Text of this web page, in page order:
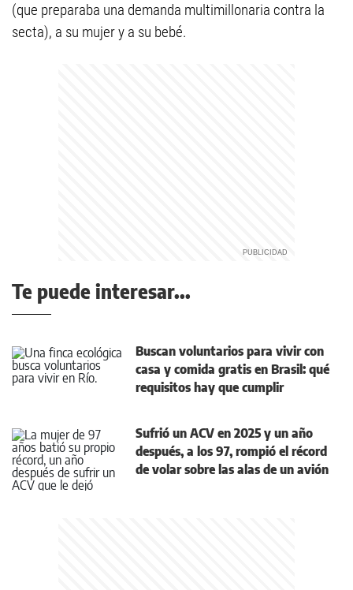
(que preparaba una demanda multimillonaria contra la
secta), a su mujer y a su bebé.
Te puede interesar...
Buscan voluntarios para vivir con
casa y comida gratis en Brasil: qué
requisitos hay que cumplir
Sufrió un ACV en 2025 y un año
después, a los 97, rompió el récord
de volar sobre las alas de un avión